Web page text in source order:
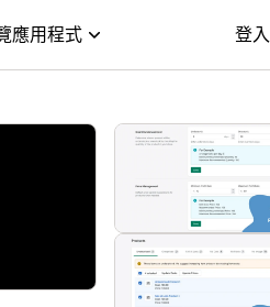
應用程式 登入